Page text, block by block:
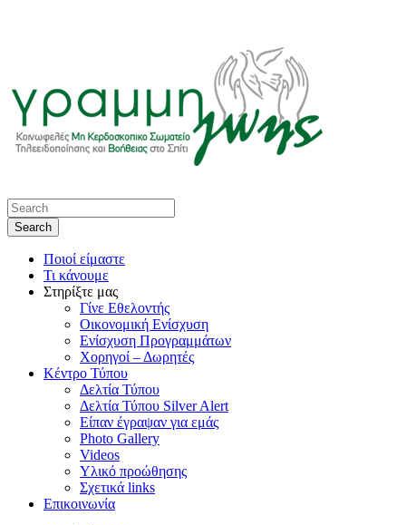
Ποιοί είμαστε
Τι κάνουμε
Στηρίξτε μας
Γίνε Εθελοντής
Οικονομική Ενίσχυση
Ενίσχυση Προγραμμάτων
Χορηγοί – Δωρητές
Κέντρο Τύπου
Δελτία Τύπου
Δελτία Τύπου Silver Alert
Είπαν έγραψαν για εμάς
Photo Gallery
Videos
Υλικό προώθησης
Σχετικά links
Επικοινωνία